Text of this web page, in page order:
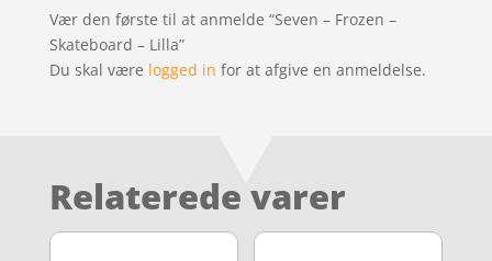
Vær den første til at anmelde “Seven – Frozen –
Skateboard – Lilla”
Du skal være logged in for at afgive en anmeldelse.
Relaterede varer